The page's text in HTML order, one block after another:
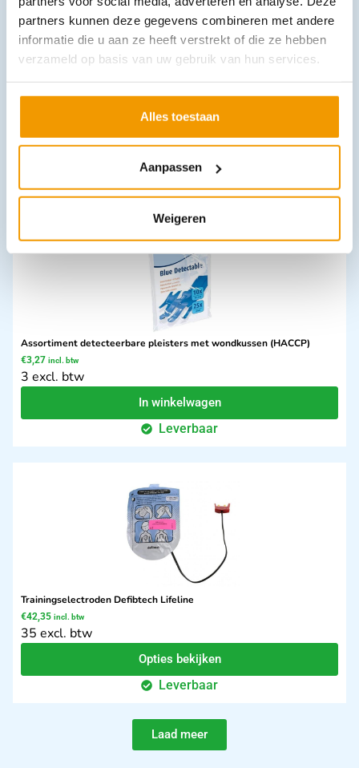
partners kunnen deze gegevens combineren met andere
informatie die u aan ze heeft verstrekt of die ze hebben
verzameld op basis van uw gebruik van hun services.
Alles toestaan
Aanpassen
Weigeren
Wandhouder voor 3 dozen met handschoenen, met maataanduiding
In winkelwagen
Leverbaar
Assortiment detecteerbare pleisters met wondkussen (HACCP)
€3,27 incl. btw
3 excl. btw
In winkelwagen
Leverbaar
Trainingselectroden Defibtech Lifeline
€42,35 incl. btw
35 excl. btw
Opties bekijken
Leverbaar
Laad meer